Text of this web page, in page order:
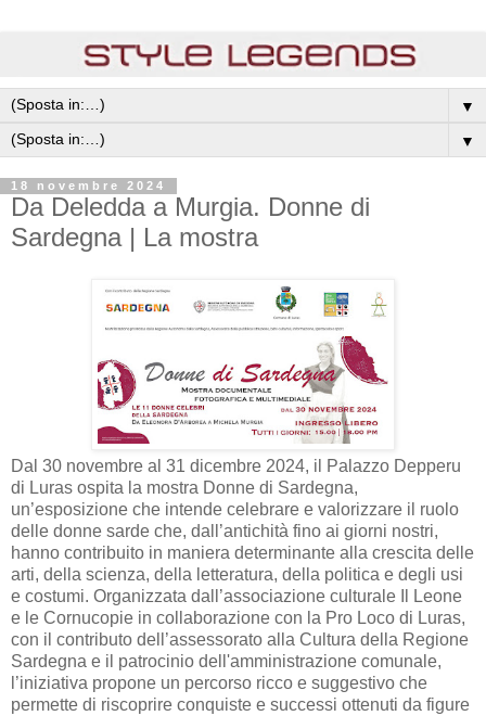
▼
▼
18 novembre 2024
Da Deledda a Murgia. Donne di
Sardegna | La mostra
Dal 30 novembre al 31 dicembre 2024, il Palazzo Depperu
di Luras ospita la mostra Donne di Sardegna,
un’esposizione che intende celebrare e valorizzare il ruolo
delle donne sarde che, dall’antichità fino ai giorni nostri,
hanno contribuito in maniera determinante alla crescita delle
arti, della scienza, della letteratura, della politica e degli usi
e costumi. Organizzata dall’associazione culturale Il Leone
e le Cornucopie in collaborazione con la Pro Loco di Luras,
con il contributo dell’assessorato alla Cultura della Regione
Sardegna e il patrocinio dell'amministrazione comunale,
l’iniziativa propone un percorso ricco e suggestivo che
permette di riscoprire conquiste e successi ottenuti da figure